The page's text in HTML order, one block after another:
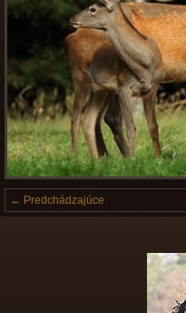
← Predchádzajúce